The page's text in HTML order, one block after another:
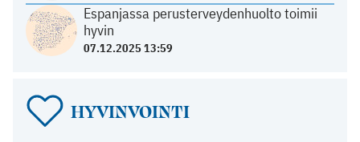
Espanjassa perusterveydenhuolto toimii
hyvin
07.12.2025 13:59
HYVINVOINTI